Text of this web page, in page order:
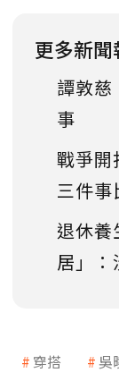
更多新聞
譚敦
事
戰爭開
三件事
退休養
居」：
穿搭 吳